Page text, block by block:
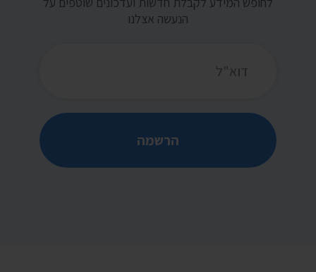
הנעשה אצלנו
הרשמה